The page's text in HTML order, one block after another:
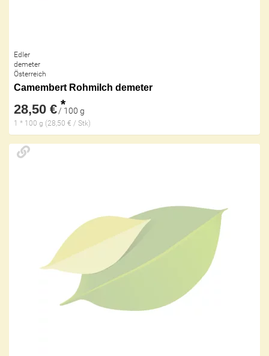
Edler
demeter
Österreich
Camembert Rohmilch demeter
28,50 € *
/ 100 g
1 * 100 g (28,50 € / Stk)